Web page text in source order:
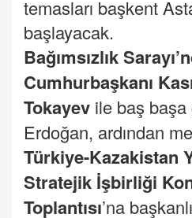
temasları başkent
başlayacak.
Bağımsızlık
Cumhurbaşkanı
Tokayev ile baş
Erdoğan, ardından
Türkiye-Kazakistan
Stratejik İşbirliği
Toplantısı’na